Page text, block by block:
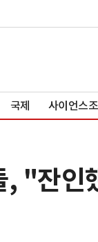
국제 사이언스
, "잔인